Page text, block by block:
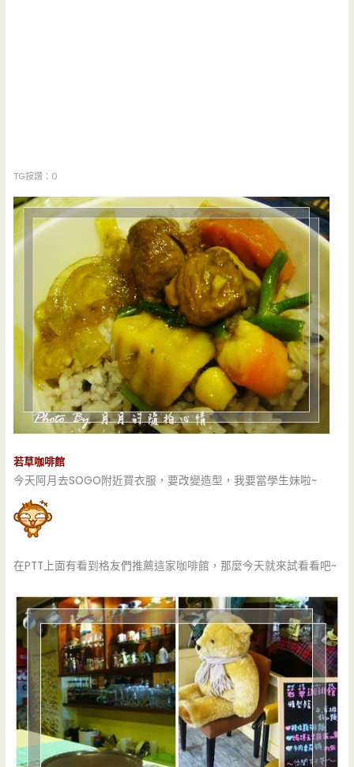
TG按讚：0
若草咖啡館
今天阿月去SOGO附近買衣服，要改變造型，我要當學生妹啦~
在PTT上面有看到格友們推薦這家咖啡館，那麼今天就來試看看吧~